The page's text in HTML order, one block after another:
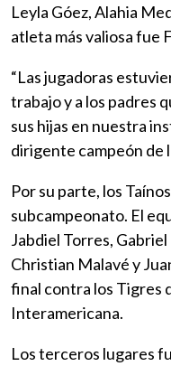
Leyla Góez, Alahia
atleta más valiosa fue
“Las jugadoras
trabajo y a los padres
sus hijas en nuestra
dirigente campeón de
Por su parte, los
subcampeonato. El
Jabdiel Torres,
Christian Malavé y
final contra los Tigres
Interamericana.
Los terceros lugares